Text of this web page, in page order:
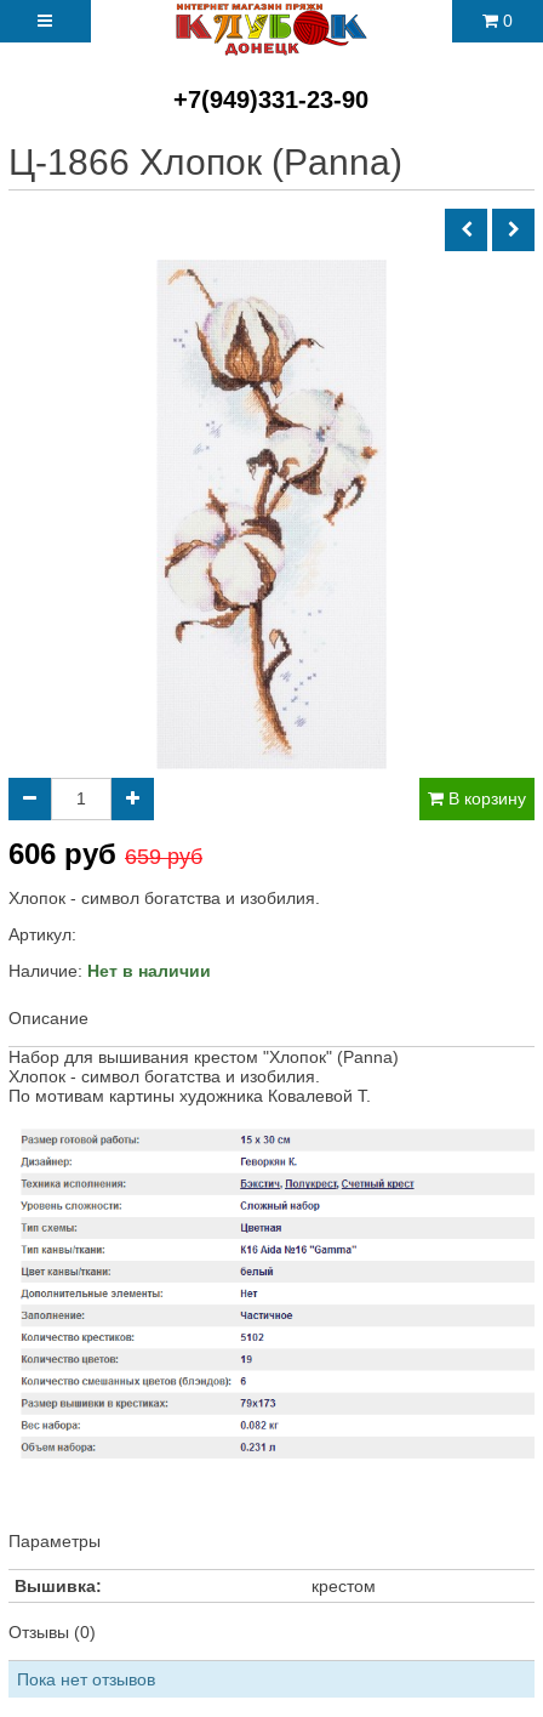
+7(949)331-23-90
0
Ц-1866 Хлопок (Panna)
В корзину
606 руб 659 руб
Хлопок - символ богатства и изобилия.
Артикул:
Наличие: Нет в наличии
Описание
Набор для вышивания крестом "Хлопок" (Panna)
Хлопок - символ богатства и изобилия.
По мотивам картины художника Ковалевой Т.
Параметры
Вышивка: крестом
Отзывы (0)
Пока нет отзывов